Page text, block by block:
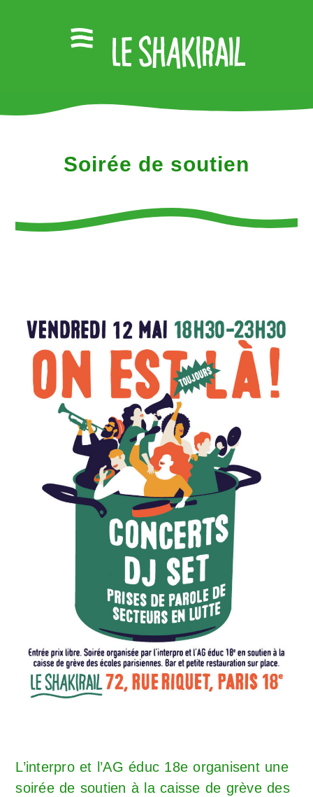
Soirée de soutien
L’interpro et l’AG éduc 18e organisent une
soirée de soutien à la caisse de grève des